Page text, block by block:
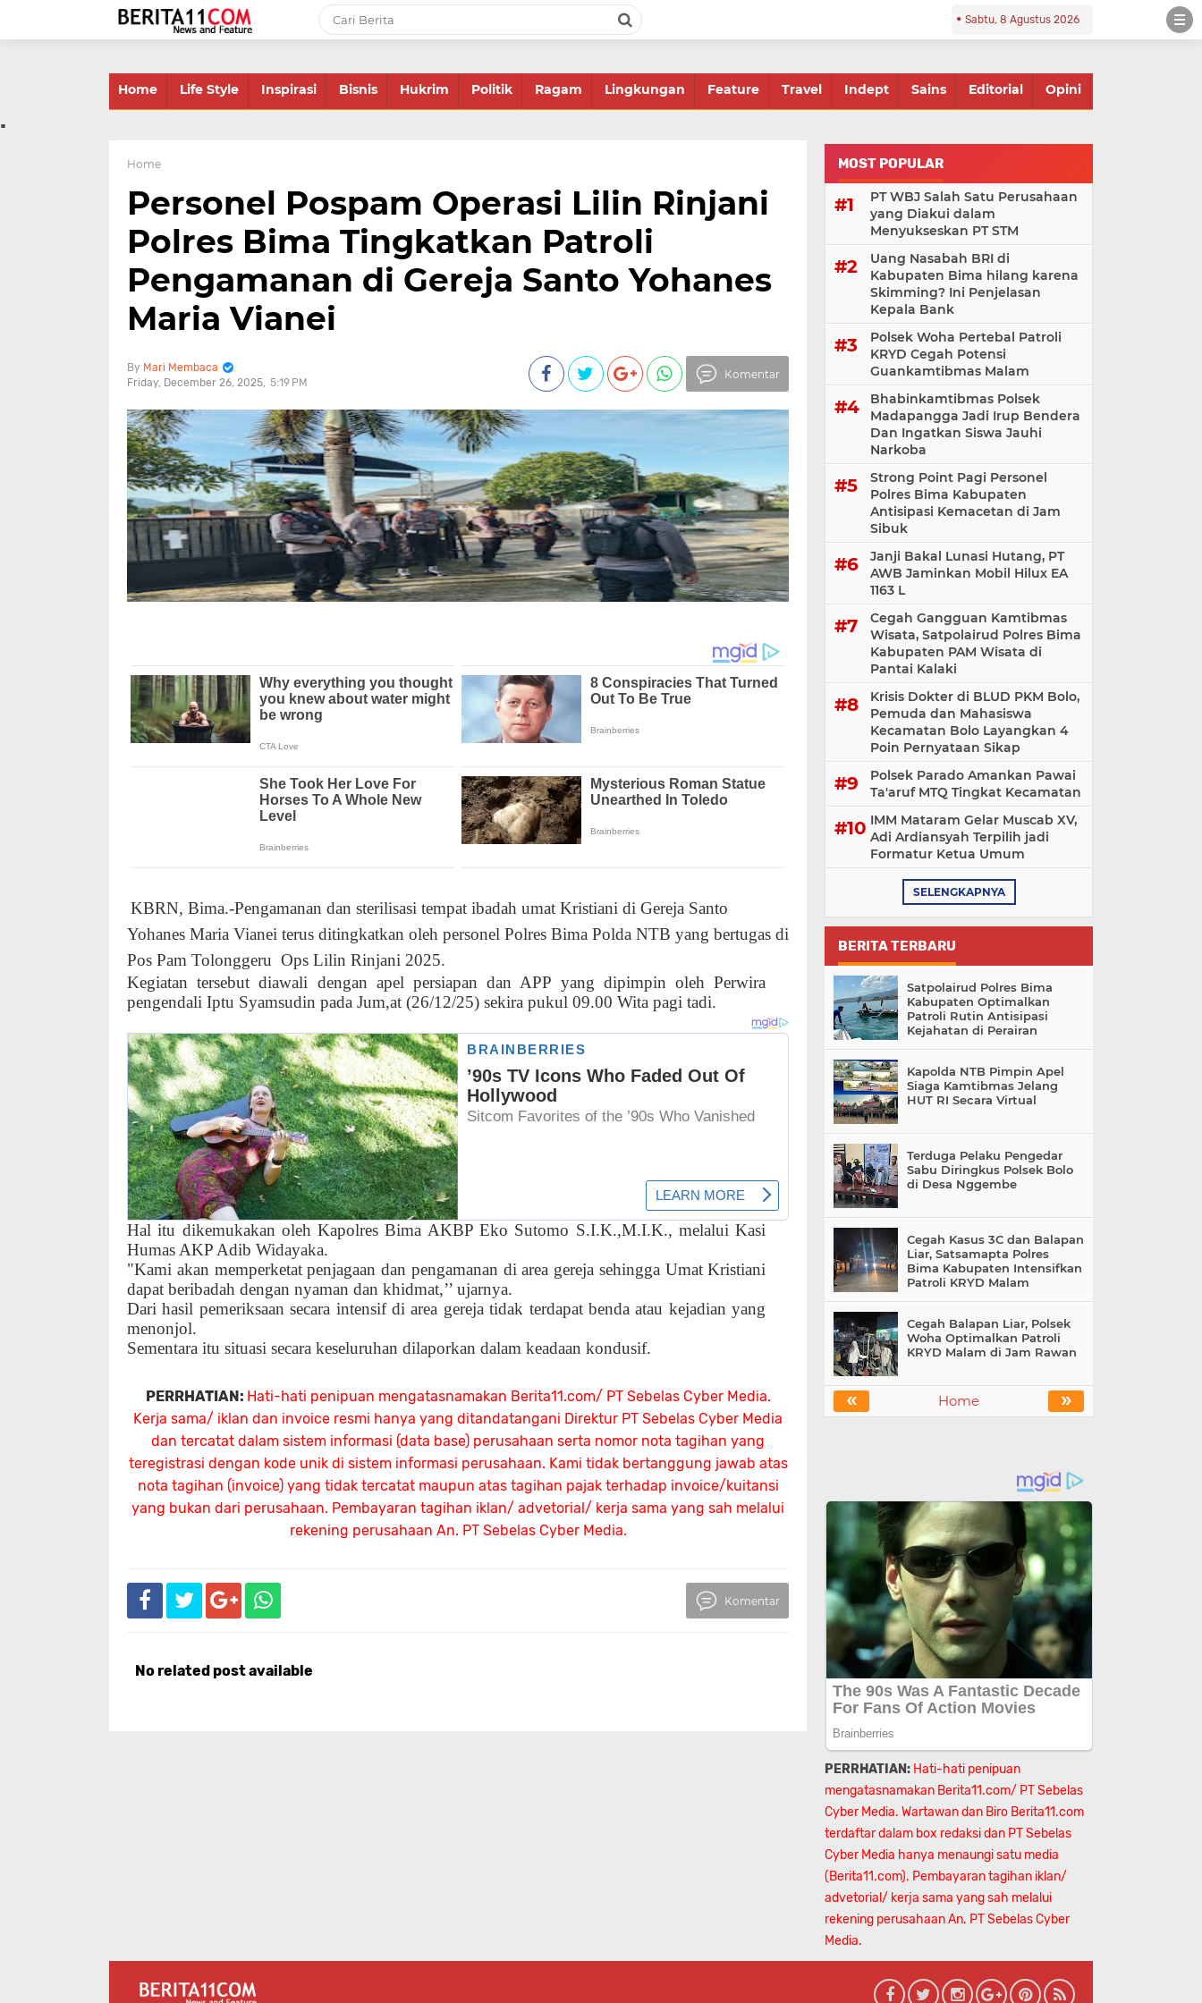
Sabtu, 8 Agustus 2026
Home Life Style Inspirasi Bisnis Hukrim Politik Ragam Lingkungan Feature Travel Indept Sains Editorial Opini
.
Home
Personel Pospam Operasi Lilin Rinjani
Polres Bima Tingkatkan Patroli
Pengamanan di Gereja Santo Yohanes
Maria Vianei
Mari Membaca
Friday, December 26, 2025 5:19 PM
Komentar
KBRN, Bima.-Pengamanan dan sterilisasi tempat ibadah umat Kristiani di Gereja Santo
Yohanes Maria Vianei terus ditingkatkan oleh personel Polres Bima Polda NTB yang bertugas di
Pos Pam Tolonggeru Ops Lilin Rinjani 2025.
Kegiatan tersebut diawali dengan apel persiapan dan APP yang dipimpin oleh Perwira
pengendali Iptu Syamsudin pada Jum,at (26/12/25) sekira pukul 09.00 Wita pagi tadi.
Hal itu dikemukakan oleh Kapolres Bima AKBP Eko Sutomo S.I.K.,M.I.K., melalui Kasi
Humas AKP Adib Widayaka.
"Kami akan memperketat penjagaan dan pengamanan di area gereja sehingga Umat Kristiani
dapat beribadah dengan nyaman dan khidmat,’’ ujarnya.
Dari hasil pemeriksaan secara intensif di area gereja tidak terdapat benda atau kejadian yang
menonjol.
Sementara itu situasi secara keseluruhan dilaporkan dalam keadaan kondusif.
PERRHATIAN: Hati-hati penipuan mengatasnamakan Berita11.com/ PT Sebelas Cyber Media.
Kerja sama/ iklan dan invoice resmi hanya yang ditandatangani Direktur PT Sebelas Cyber Media
dan tercatat dalam sistem informasi (data base) perusahaan serta nomor nota tagihan yang
teregistrasi dengan kode unik di sistem informasi perusahaan. Kami tidak bertanggung jawab atas
nota tagihan (invoice) yang tidak tercatat maupun atas tagihan pajak terhadap invoice/kuitansi
yang bukan dari perusahaan. Pembayaran tagihan iklan/ advetorial/ kerja sama yang sah melalui
rekening perusahaan An. PT Sebelas Cyber Media.
Komentar
No related post available
MOST POPULAR
PT WBJ Salah Satu Perusahaan
yang Diakui dalam
Menyukseskan PT STM
Uang Nasabah BRI di
Kabupaten Bima hilang karena
Skimming? Ini Penjelasan
Kepala Bank
Polsek Woha Pertebal Patroli
KRYD Cegah Potensi
Guankamtibmas Malam
Bhabinkamtibmas Polsek
Madapangga Jadi Irup Bendera
Dan Ingatkan Siswa Jauhi
Narkoba
Strong Point Pagi Personel
Polres Bima Kabupaten
Antisipasi Kemacetan di Jam
Sibuk
Janji Bakal Lunasi Hutang, PT
AWB Jaminkan Mobil Hilux EA
1163 L
Cegah Gangguan Kamtibmas
Wisata, Satpolairud Polres Bima
Kabupaten PAM Wisata di
Pantai Kalaki
Krisis Dokter di BLUD PKM Bolo,
Pemuda dan Mahasiswa
Kecamatan Bolo Layangkan 4
Poin Pernyataan Sikap
Polsek Parado Amankan Pawai
Ta'aruf MTQ Tingkat Kecamatan
IMM Mataram Gelar Muscab XV,
Adi Ardiansyah Terpilih jadi
Formatur Ketua Umum
SELENGKAPNYA
BERITA TERBARU
Satpolairud Polres Bima
Kabupaten Optimalkan
Patroli Rutin Antisipasi
Kejahatan di Perairan
Kapolda NTB Pimpin Apel
Siaga Kamtibmas Jelang
HUT RI Secara Virtual
Terduga Pelaku Pengedar
Sabu Diringkus Polsek Bolo
di Desa Nggembe
Cegah Kasus 3C dan Balapan
Liar, Satsamapta Polres
Bima Kabupaten Intensifkan
Patroli KRYD Malam
Cegah Balapan Liar, Polsek
Woha Optimalkan Patroli
KRYD Malam di Jam Rawan
« »
Home
PERRHATIAN: Hati-hati penipuan
mengatasnamakan Berita11.com/ PT Sebelas
Cyber Media. Wartawan dan Biro Berita11.com
terdaftar dalam box redaksi dan PT Sebelas
Cyber Media hanya menaungi satu media
(Berita11.com). Pembayaran tagihan iklan/
advetorial/ kerja sama yang sah melalui
rekening perusahaan An. PT Sebelas Cyber
Media.